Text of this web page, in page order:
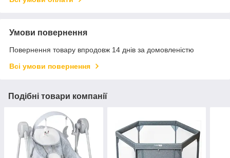
Умови повернення
Повернення товару впродовж 14 днів за домовленістю
Всі умови повернення
Подібні товари компанії